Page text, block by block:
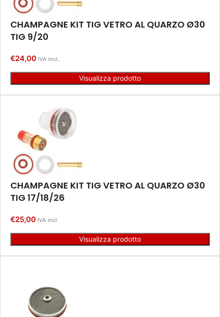
CHAMPAGNE KIT TIG VETRO AL QUARZO Ø30
TIG 9/20
€24,00 IVA incl.
Visualizza prodotto
CHAMPAGNE KIT TIG VETRO AL QUARZO Ø30
TIG 17/18/26
€25,00 IVA incl.
Visualizza prodotto